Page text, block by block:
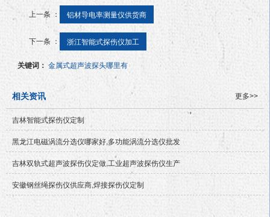
上一条 ： 铝材导电率测量仪供货商
下一条 ： 浙江智能式探伤仪加工
关键词：金属式超声波探头哪里有
相关资讯 更多>>
吉林智能式探伤仪定制
黑龙江电磁涡流分选仪哪家好,多功能涡流分选仪批发
吉林双轨式超声波探伤仪定做,工业超声波探伤仪生产
安徽钢丝绳探伤仪供应商,焊接探伤仪定制